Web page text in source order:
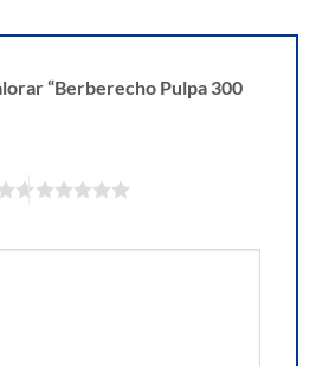
“Berberecho Pulpa 300